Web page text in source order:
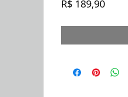
R$ 189,90Preço